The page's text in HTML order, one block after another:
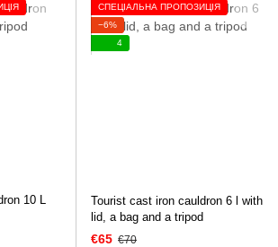
10 L
СПЕЦІАЛЬНА ПРОПОЗИЦІЯ
−6%
4
Tourist cast iron cauldron 6 l with
lid, a bag and a tripod
€65 €70